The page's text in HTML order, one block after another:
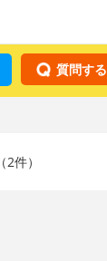
質問する
2件）